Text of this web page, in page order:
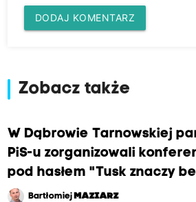
DODAJ KOMENTARZ
Zobacz także
W Dąbrowie Tarnowskiej
PiS-u zorganizowali
pod hasłem "Tusk znaczy
Bartłomiej MAZIARZ